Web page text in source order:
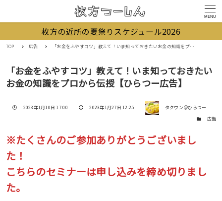
MENU
枚方の近所の夏祭りスケジュール2026
TOP 広告 「お金をふやすコツ」教えて！いま知っておきたいお金の知識をプロから伝授【ひらつー広告】
「お金をふやすコツ」教えて！いま知っておきたい
お金の知識をプロから伝授【ひらつー広告】
投稿日
2023年1月10日 17:00 更新日
2023年1月27日 12:25 著者
タクワン＠ひらつー
カテゴリー
広告
※たくさんのご参加ありがとうございまし
た！
こちらのセミナーは申し込みを締め切りまし
た。